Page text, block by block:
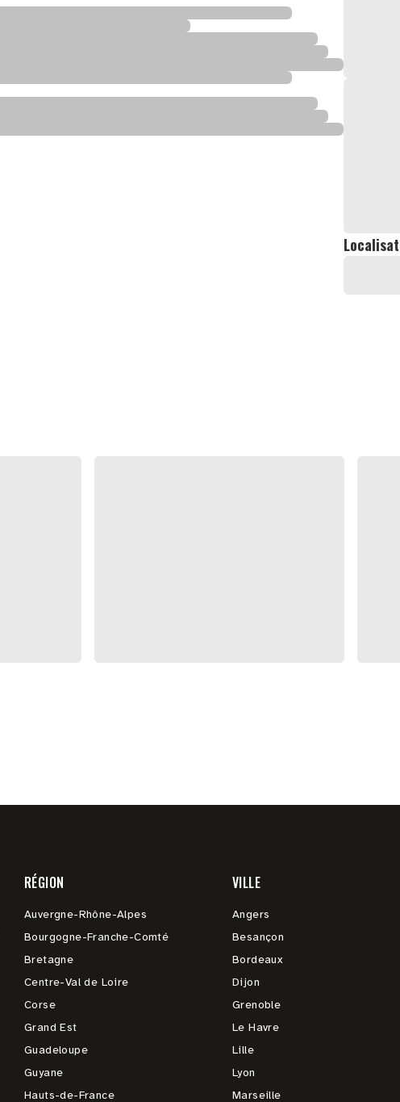
RÉGION
Auvergne-Rhône-Alpes
Bourgogne-Franche-Comté
Bretagne
Centre-Val de Loire
Corse
Grand Est
Guadeloupe
Guyane
Hauts-de-France
VILLE
Angers
Besançon
Bordeaux
Dijon
Grenoble
Le Havre
Lille
Lyon
Marseille